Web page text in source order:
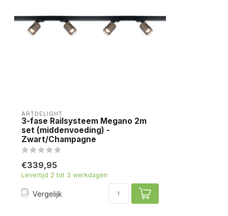
ARTDELIGHT
3-fase Railsysteem Megano 2m
set (middenvoeding) -
Zwart/Champagne
€339,95
Levertijd 2 tot 3 werkdagen
Vergelijk